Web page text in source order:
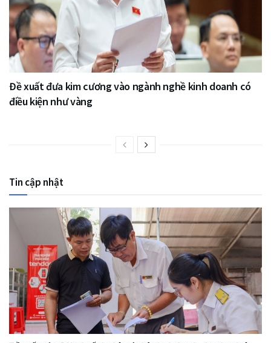
Đề xuất đưa kim cương vào ngành nghề kinh doanh có
điều kiện như vàng
Tin cập nhật